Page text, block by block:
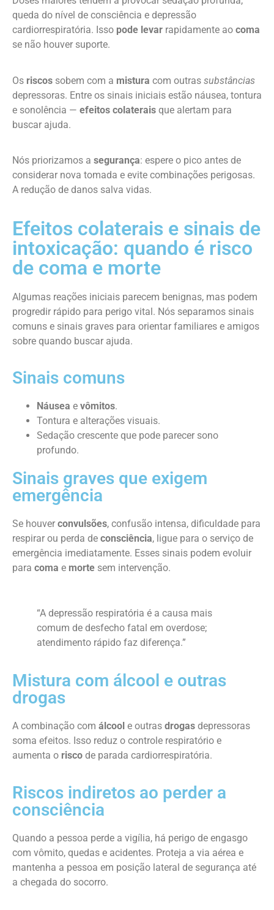
queda do nível de consciência e depressão
cardiorrespiratória. Isso pode levar rapidamente ao coma
se não houver suporte.
Os riscos sobem com a mistura com outras substâncias
depressoras. Entre os sinais iniciais estão náusea, tontura
e sonolência — efeitos colaterais que alertam para
buscar ajuda.
Nós priorizamos a segurança: espere o pico antes de
considerar nova tomada e evite combinações perigosas.
A redução de danos salva vidas.
Efeitos colaterais e sinais de
intoxicação: quando é risco
de coma e morte
Algumas reações iniciais parecem benignas, mas podem
progredir rápido para perigo vital. Nós separamos sinais
comuns e sinais graves para orientar familiares e amigos
sobre quando buscar ajuda.
Sinais comuns
Náusea e vômitos.
Tontura e alterações visuais.
Sedação crescente que pode parecer sono
profundo.
Sinais graves que exigem
emergência
Se houver convulsões, confusão intensa, dificuldade para
respirar ou perda de consciência, ligue para o serviço de
emergência imediatamente. Esses sinais podem evoluir
para coma e morte sem intervenção.
“A depressão respiratória é a causa mais
comum de desfecho fatal em overdose;
atendimento rápido faz diferença.”
Mistura com álcool e outras
drogas
A combinação com álcool e outras drogas depressoras
soma efeitos. Isso reduz o controle respiratório e
aumenta o risco de parada cardiorrespiratória.
Riscos indiretos ao perder a
consciência
Quando a pessoa perde a vigília, há perigo de engasgo
com vômito, quedas e acidentes. Proteja a via aérea e
mantenha a pessoa em posição lateral de segurança até
a chegada do socorro.